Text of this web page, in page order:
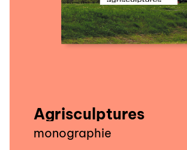
Agrisculptures
monographie